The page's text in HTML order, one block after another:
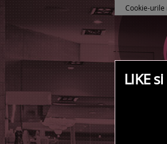
Cookie-
LIKE